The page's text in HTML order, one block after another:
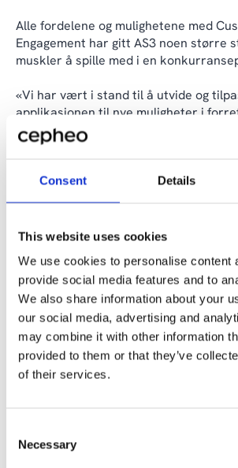
Consent Details
This website uses cookies
We use cookies to personalise content
provide social media features and to
We also share information about your
our social media, advertising and
may combine it with other information
provided to them or that they’ve
of their services.
Selection
Necessary
Alle fordelene og mulighetene med
Engagement har gitt AS3 noen større
muskler å spille med i en
«Vi har vært i stand til å utvide og
applikasjonen til nye muligheter i
konkret ført til at vi har vunnet to
ikke hadde hatt mulighet til å levere
Det har også blitt lettere å være
turbulente år i 2020 og 2021, at vi nå
plattform, så vi kjapt kunne
møter til videomøter. Det har vært
oss,» sier Jens Hankert.
Der hersker heller ikke noen tvil om at
rådgivningsvirksomheten ser lyst på
effektiv applikasjon som kan styrke vår